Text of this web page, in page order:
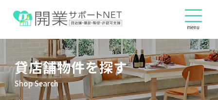
menu
貸店舗物件を探す
Shop Search